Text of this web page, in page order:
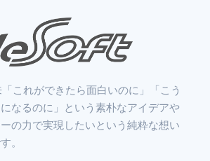
これができたら面白いのに」「こう
なるのに」という素朴なアイデアや
の力で実現したいという純粋な想い
。